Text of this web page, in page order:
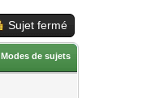
Sujet fermé
Modes de sujets